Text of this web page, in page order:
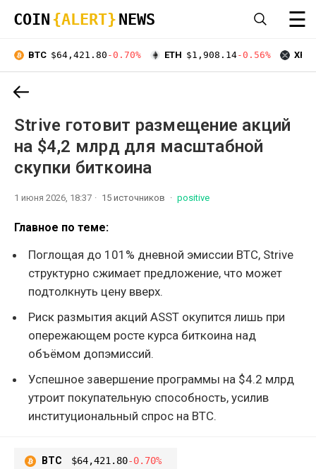
COIN {ALERT} NEWS ☰
BTC $64,421.80 -0.70% ETH $1,908.14-0.56% XRP
Strive готовит размещение акций
на $4,2 млрд для масштабной
скупки биткоина
1 июня 2026, 18:37 15 источников positive
Главное по теме:
Поглощая до 101% дневной эмиссии BTC, Strive
структурно сжимает предложение, что может
подтолкнуть цену вверх.
Риск размытия акций ASST окупится лишь при
опережающем росте курса биткоина над
объёмом допэмиссий.
Успешное завершение программы на $4.2 млрд
утроит покупательную способность, усилив
институциональный спрос на BTC.
BTC $64,421.80-0.70%